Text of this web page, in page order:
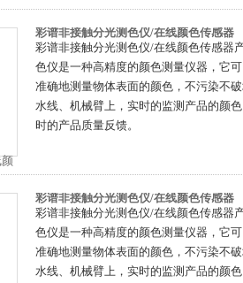
彩谱非接触分光测色仪/在线颜色传感器
彩谱非接触分光测色仪/在线颜色传感器
色仪是一种高精度的颜色测量仪器，它
准确地测量物体表面的颜色，不污染不
水线、机械臂上，实时的监测产品的颜
时的产品质量反馈。
彩谱非接触分光测色仪/在线颜色传感器
彩谱非接触分光测色仪/在线颜色传感器
色仪是一种高精度的颜色测量仪器，它
准确地测量物体表面的颜色，不污染不
水线、机械臂上，实时的监测产品的颜